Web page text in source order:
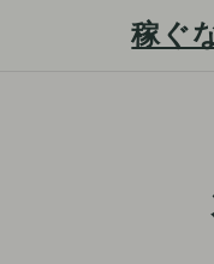
稼ぐ